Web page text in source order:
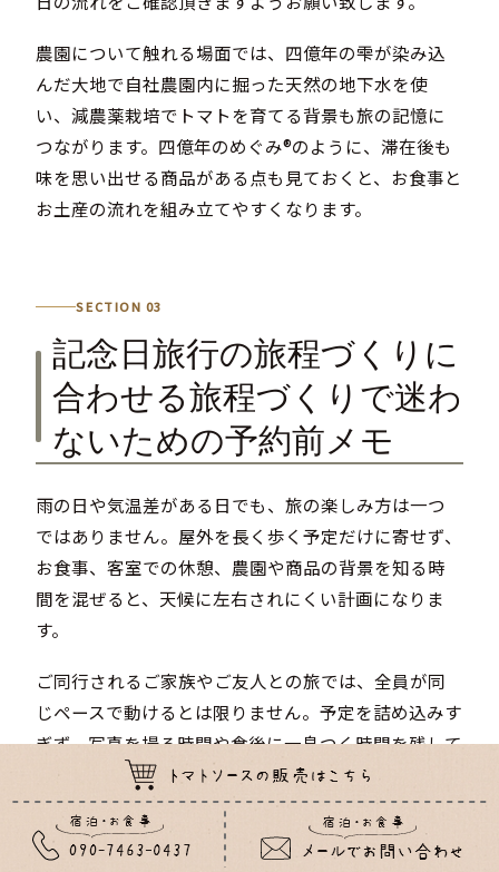
農園について触れる場面では、四億年の雫が染み込
んだ大地で自社農園内に掘った天然の地下水を使
い、減農薬栽培でトマトを育てる背景も旅の記憶に
つながります。四億年のめぐみ®のように、滞在後も
味を思い出せる商品がある点も見ておくと、お食事と
お土産の流れを組み立てやすくなります。
SECTION 03
記念日旅行の旅程づくりに
合わせる旅程づくりで迷わ
ないための予約前メモ
雨の日や気温差がある日でも、旅の楽しみ方は一つ
ではありません。屋外を長く歩く予定だけに寄せず、
お食事、客室での休憩、農園や商品の背景を知る時
間を混ぜると、天候に左右されにくい計画になりま
す。
ご同行されるご家族やご友人との旅では、全員が同
じペースで動けるとは限りません。予定を詰め込みす
ぎず、写真を撮る時間や食後に一息つく時間を残して
おくと、記念日や小旅行の印象が穏やかに残ります。
ご宿泊やお食事の条件は日によって変わる場合があり
ます。道路状況、季節の提供内容、予約条件など、判